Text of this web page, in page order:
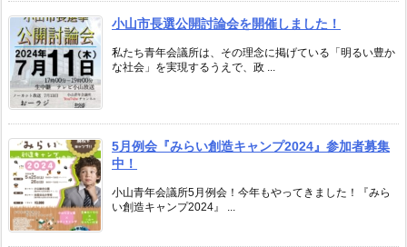
小山市長選公開討論会を開催しました！
私たち青年会議所は、その理念に掲げている「明るい豊か
な社会」を実現するうえで、政 ...
5月例会『みらい創造キャンプ2024』参加者募集
中！
小山青年会議所5月例会！今年もやってきました！『みら
い創造キャンプ2024』 ...